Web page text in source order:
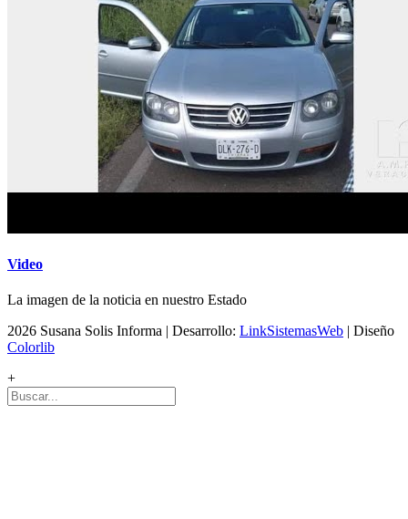
Video
La imagen de la noticia en nuestro Estado
2026 Susana Solis Informa | Desarrollo: LinkSistemasWeb | Diseño
Colorlib
+